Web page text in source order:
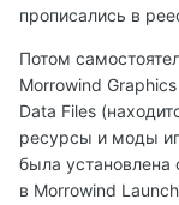
прописались в
Потом
Morrowind
Data Files
ресурсы и моды
была установлена
в Morrowind